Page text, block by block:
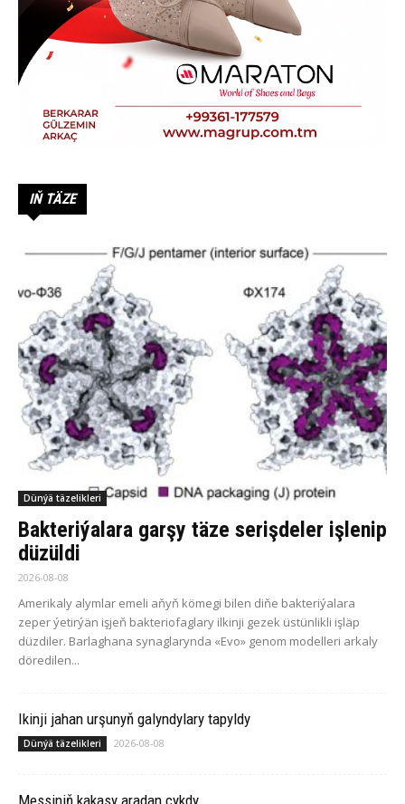
IŇ TÄZE
Dünýä täzelikleri
Bakteriýalara garşy täze serişdeler işlenip
düzüldi
2026-08-08
Amerikaly alymlar emeli aňyň kömegi bilen diňe bakteriýalara
zeper ýetirýän işjeň bakteriofaglary ilkinji gezek üstünlikli işläp
düzdiler. Barlaghana synaglarynda «Evo» genom modelleri arkaly
döredilen...
Ikinji jahan urşunyň galyndylary tapyldy
Dünýä täzelikleri 2026-08-08
Messiniň kakasy aradan çykdy